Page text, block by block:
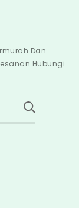
Dan
Hubungi